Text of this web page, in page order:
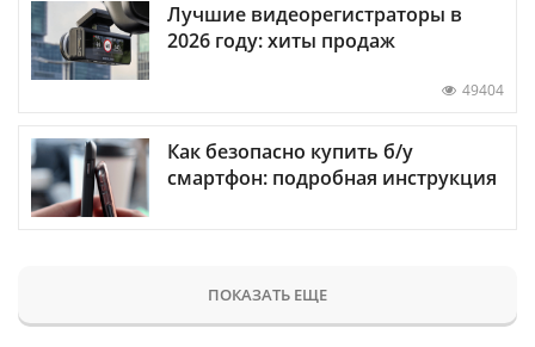
Лучшие видеорегистраторы в
2026 году: хиты продаж
49404
Как безопасно купить б/у
смартфон: подробная инструкция
ПОКАЗАТЬ ЕЩЕ